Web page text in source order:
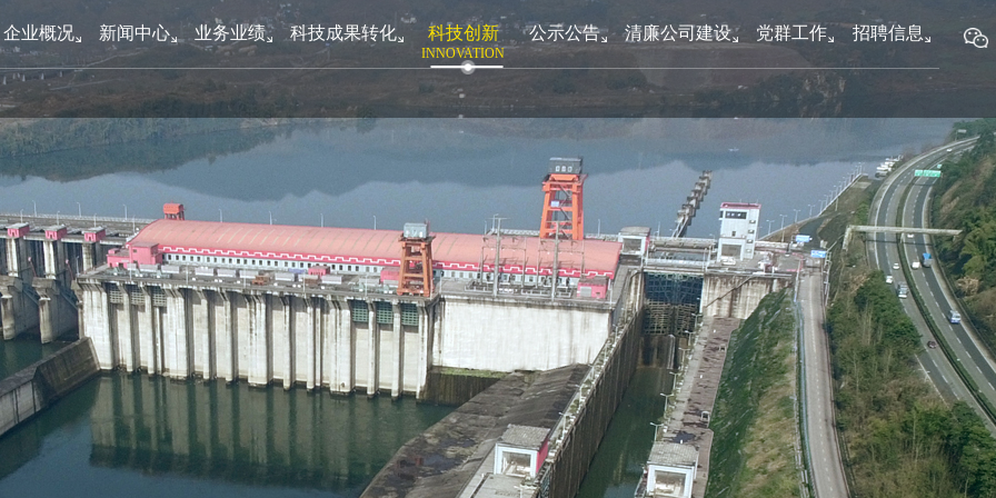
企业概况 新闻中心 业务业绩 科技成果转化 科技创新
INNOVATION
公示公告 清廉公司建设 党群工作 招聘信息